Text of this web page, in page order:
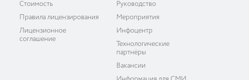
Cтоимость
Правила лицензирования
Лицензионное
соглашение
Руководство
Мероприятия
Инфоцентр
Технологические
партнёры
Вакансии